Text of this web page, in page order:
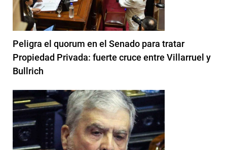
Peligra el quorum en el Senado para tratar
Propiedad Privada: fuerte cruce entre Villarruel y
Bullrich